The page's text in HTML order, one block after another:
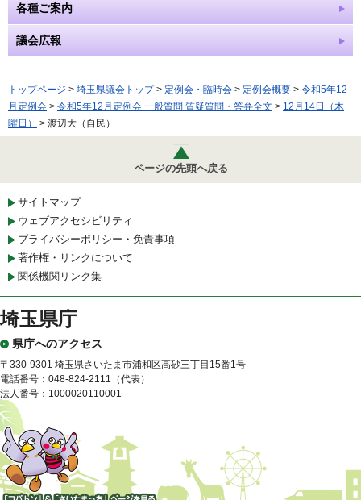
各種ご案内
議会広報
トップページ > 埼玉県議会トップ> 定例会・臨時会 > 定例会概要 > 令和5年12
月定例会 > 令和5年12月定例会 一般質問 質疑質問・答弁全文 > 12月14日（木
曜日）
> 渡辺大（自民）
ページの先頭へ戻る
サイトマップ
ウェブアクセシビリティ
プライバシーポリシー・免責事項
著作権・リンクについて
関係機関リンク集
埼玉県庁
県庁へのアクセス
〒330-9301 埼玉県さいたま市浦和区高砂三丁目15番1号
電話番号：048-824-2111（代表）
法人番号：1000020110001